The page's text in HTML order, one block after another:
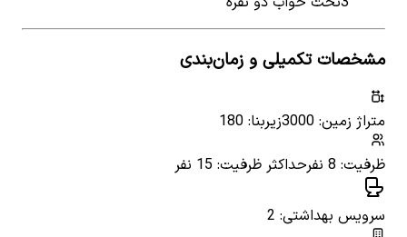
مشخصات تکمیلی و زمان‌بندی
متراژ زمین: 3000
زیربنا: 180
ظرفیت: 8 نفر
حداکثر ظرفیت: 15 نفر
سرویس بهداشتی: 2